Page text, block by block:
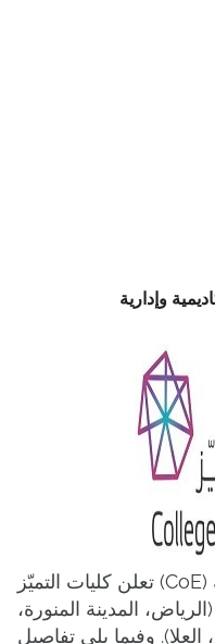
وإدارية
تعلن كليات التميّز (CoE) عن توفر فرص عمل أكاديمية
المدينة المنورة،
وفيما يلي تفاصيل